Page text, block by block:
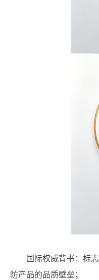
国际权威背书：标
防产品的品质壁垒；